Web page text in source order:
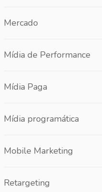
Mercado
Mídia de Performance
Mídia Paga
Mídia programática
Mobile Marketing
Retargeting